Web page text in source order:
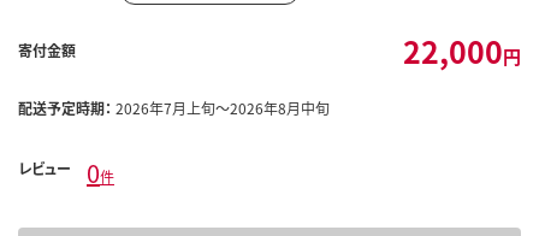
寄付金額 22,000円
配送予定時期： 2026年7月上旬～2026年8月中旬
レビュー 0件